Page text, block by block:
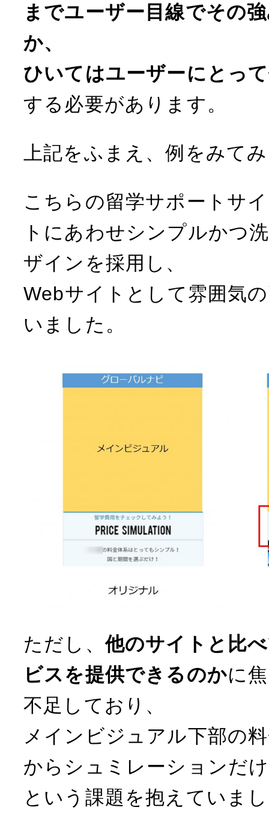
までユーザー目線でその
か、
ひいてはユーザーにとっ
する必要があります。
上記をふまえ、例をみて
こちらの留学サポートサ
トにあわせシンプルかつ
ザインを採用し、
Webサイトとして雰囲気
いました。
ただし、他のサイトと比
ビスを提供できるのかに
不足しており、
メインビジュアル下部の
からシュミレーションだ
という課題を抱えていま